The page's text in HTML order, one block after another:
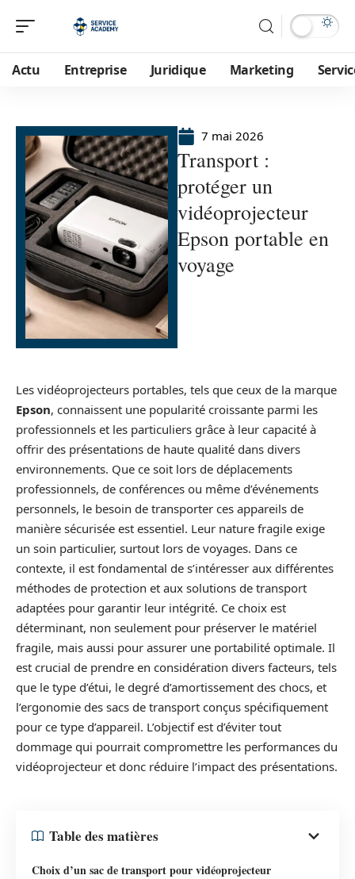
Actu Entreprise Juridique Marketing
7 mai 2026
Transport :
protéger un
vidéoprojecteur
Epson portable en
voyage
Les vidéoprojecteurs portables, tels que ceux de la marque
Epson, connaissent une popularité croissante parmi les
professionnels et les particuliers grâce à leur capacité à
offrir des présentations de haute qualité dans divers
environnements. Que ce soit lors de déplacements
professionnels, de conférences ou même d’événements
personnels, le besoin de transporter ces appareils de
manière sécurisée est essentiel. Leur nature fragile exige
un soin particulier, surtout lors de voyages. Dans ce
contexte, il est fondamental de s’intéresser aux différentes
méthodes de protection et aux solutions de transport
adaptées pour garantir leur intégrité. Ce choix est
déterminant, non seulement pour préserver le matériel
fragile, mais aussi pour assurer une portabilité optimale. Il
est crucial de prendre en considération divers facteurs, tels
que le type d’étui, le degré d’amortissement des chocs, et
l’ergonomie des sacs de transport conçus spécifiquement
pour ce type d’appareil. L’objectif est d’éviter tout
dommage qui pourrait compromettre les performances du
vidéoprojecteur et donc réduire l’impact des présentations.
Table des matières
Choix d’un sac de transport pour vidéoprojecteur